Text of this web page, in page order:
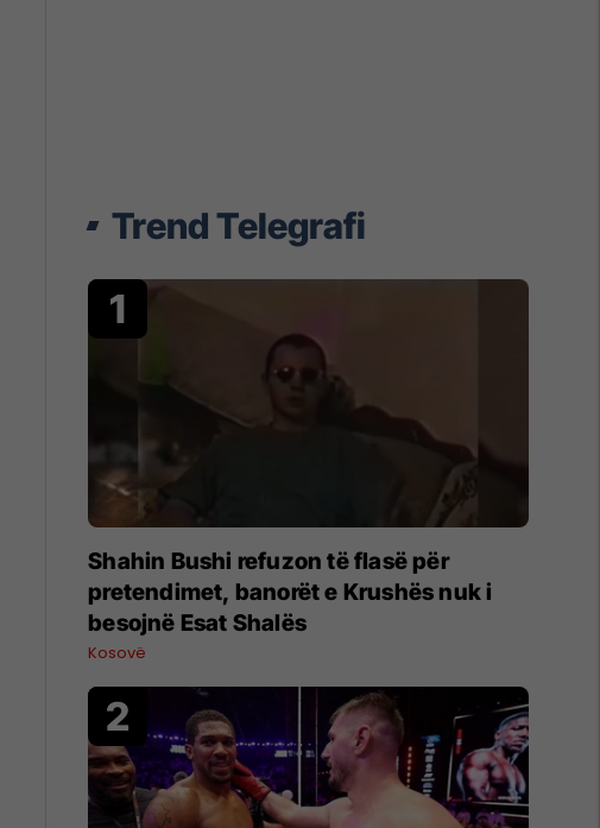
Trend Telegrafi
Shahin Bushi refuzon të flasë për
pretendimet, banorët e Krushës nuk i
besojnë Esat Shalës
Kosovë